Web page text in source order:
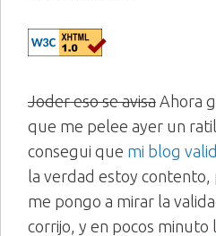
Joder eso se avisa Ahora
que me pelee ayer un
consegui que mi blog
la verdad estoy
me pongo a mirar la
corrijo, y en pocos